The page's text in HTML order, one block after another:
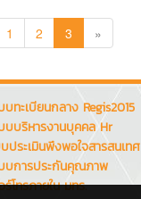
1 2 3 »
บทะเบียนกลาง Regis2015
บบริหารงานบุคคล Hr
ประเมินพึงพอใจสารสนเทศ
บการประกันคุณภาพ
ร์โทรภายใน มทร.